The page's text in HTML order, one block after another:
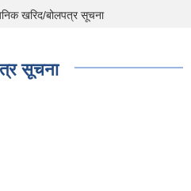
खरिद/बोलपत्र सूचना
सूचना